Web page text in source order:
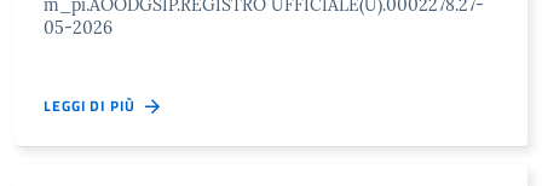
05-2026
LEGGI DI PIÙ